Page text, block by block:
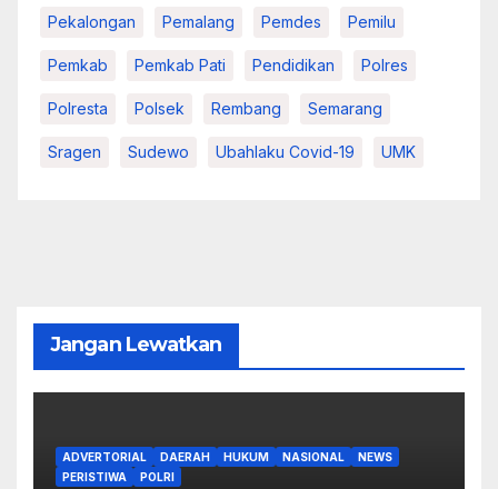
Pekalongan Pemalang Pemdes Pemilu
Pemkab Pemkab Pati Pendidikan Polres
Polresta Polsek Rembang Semarang
Sragen Sudewo Ubahlaku Covid-19 UMK
Jangan Lewatkan
ADVERTORIAL DAERAH HUKUM NASIONAL
NEWS
PERISTIWA
POLRI